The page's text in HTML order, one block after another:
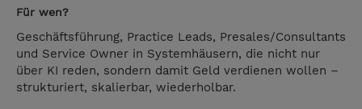
Für wen?
Geschäftsführung, Practice Leads, Presales/Consultants
und Service Owner in Systemhäusern, die nicht nur
über KI reden, sondern damit Geld verdienen wollen –
strukturiert, skalierbar, wiederholbar.